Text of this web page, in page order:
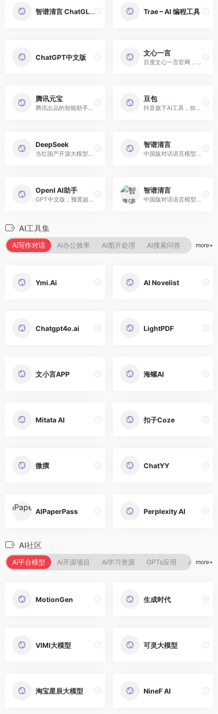
智谱清言 ChatGLM Trae – AI 编程工具
ChatGPT中文版
文心一言
百度文心一言官网，欢迎体验。
腾讯元宝
腾讯出品的智能助手，已接入DeepSeek
豆包
抖音旗下AI工具，你的智能助手。
DeepSeek
当红国产开源大模型DeepSeek
智谱清言
中国版对话语言模型，与GLM大模型进行对话。
OpenI AI助手
GPT中文版，预置超多文案及绘画Prompt
智谱清言
中国版对话语言模型，与GLM大模型进行对话。
AI工具集
Ai写作对话 Ai办公效率 AI图片处理 AI搜索问答 Ai绘画
more+
Ymi.Ai AI Novelist
Chatgpt4o.ai LightPDF
文小言APP 海螺AI
Mitata AI 扣子Coze
微撰 ChatYY
AIPaperPass Perplexity AI
AI社区
Ai平台模型 Ai开源项目 Ai学习资源 GPTs应用 Ai提示指
more+
MotionGen 生成时代
VIMI大模型 可灵大模型
淘宝星辰大模型 NineF AI